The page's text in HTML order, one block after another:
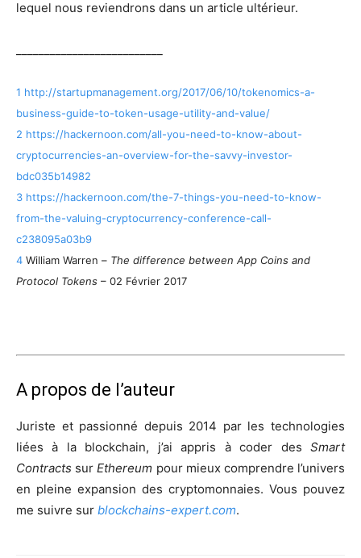
lequel nous reviendrons dans un article ultérieur.
1 http://startupmanagement.org/2017/06/10/tokenomics-a-
business-guide-to-token-usage-utility-and-value/
2 https://hackernoon.com/all-you-need-to-know-about-
cryptocurrencies-an-overview-for-the-savvy-investor-
bdc035b14982
3 https://hackernoon.com/the-7-things-you-need-to-know-
from-the-valuing-cryptocurrency-conference-call-
c238095a03b9
4 William Warren – The difference between App Coins and
Protocol Tokens – 02 Février 2017
A propos de l’auteur
Juriste et passionné depuis 2014 par les technologies
liées à la blockchain, j’ai appris à coder des Smart
Contracts surEthereum pour mieux comprendre l’univers
en pleine expansion des cryptomonnaies. Vous pouvez
me suivre sur blockchains-expert.com.